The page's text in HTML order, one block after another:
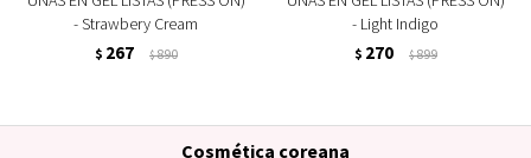
- Strawbery Cream
$ 267 $890
- Light Indigo
$ 270 $899
Cosmética coreana